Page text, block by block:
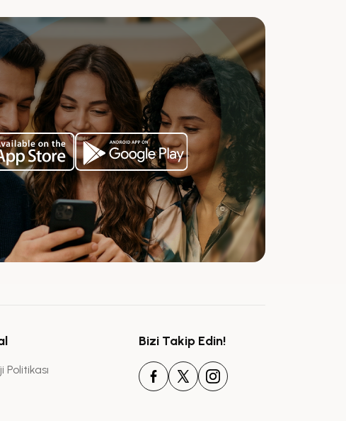
Politikası
Bizi Takip Edin!